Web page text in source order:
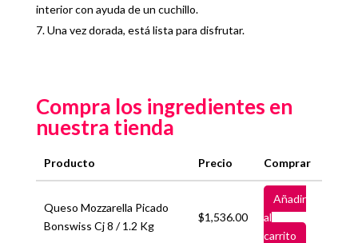
interior con ayuda de un cuchillo.
Una vez dorada, está lista para disfrutar.
Compra los ingredientes en
nuestra tienda
Producto Precio Comprar
Queso Mozzarella Picado
Bonswiss Cj 8 / 1.2 Kg
$1,536.00
Añadir
al
carrito